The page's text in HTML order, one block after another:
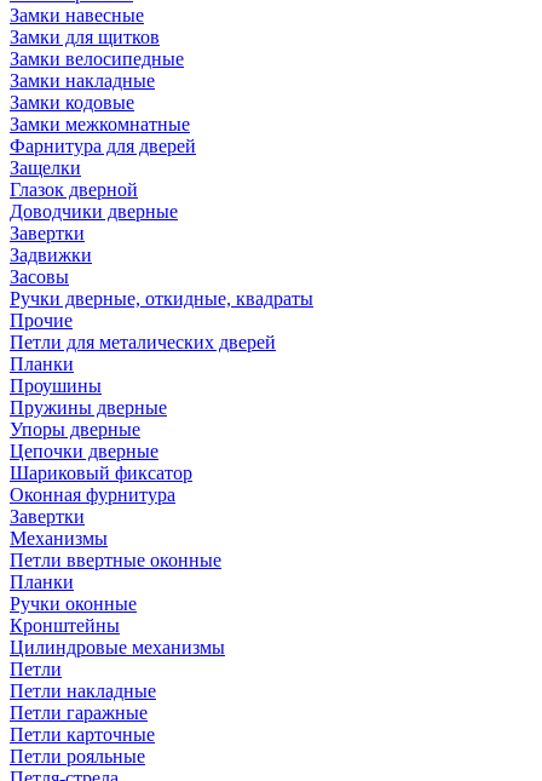
Замки навесные
Замки для щитков
Замки велосипедные
Замки накладные
Замки кодовые
Замки межкомнатные
Фарнитура для дверей
Защелки
Глазок дверной
Доводчики дверные
Завертки
Задвижки
Засовы
Ручки дверные, откидные, квадраты
Прочие
Петли для металических дверей
Планки
Проушины
Пружины дверные
Упоры дверные
Цепочки дверные
Шариковый фиксатор
Оконная фурнитура
Завертки
Механизмы
Петли ввертные оконные
Планки
Ручки оконные
Кронштейны
Цилиндровые механизмы
Петли
Петли накладные
Петли гаражные
Петли карточные
Петли рояльные